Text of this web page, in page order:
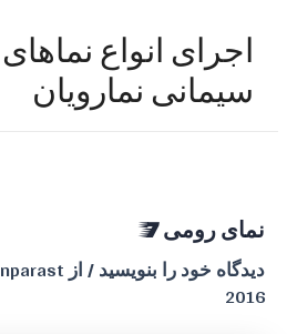
اجرای انواع نماهای
سیمانی نمارویان
نمای رومی 7
دیدگاه‌ خود را بنویسید/ از
2016